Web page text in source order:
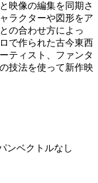
映像の編集を同期さ
ラクターや図形をア
の合わせ方によっ
で作られた古今東西
ティスト、ファンタ
技法を使って新作映
ンベクトルなし